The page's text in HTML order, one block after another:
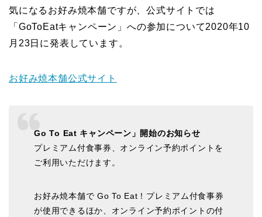
気になるお好み焼本舗ですが、公式サイトでは
「GoToEatキャンペーン」への参加について2020年10
月23日に発表しています。
お好み焼本舗公式サイト
Go To Eat キャンペーン」開始のお知らせ
プレミアム付食事券、オンライン予約ポイントを
ご利用いただけます。
お好み焼本舗で Go To Eat！プレミアム付食事券
が使用できるほか、オンライン予約ポイントの付